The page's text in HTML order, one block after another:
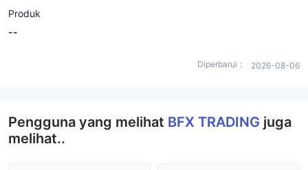
Produk
--
Diperbarui： 2026-08-06
Pengguna yang melihat BFX TRADING juga
melihat..